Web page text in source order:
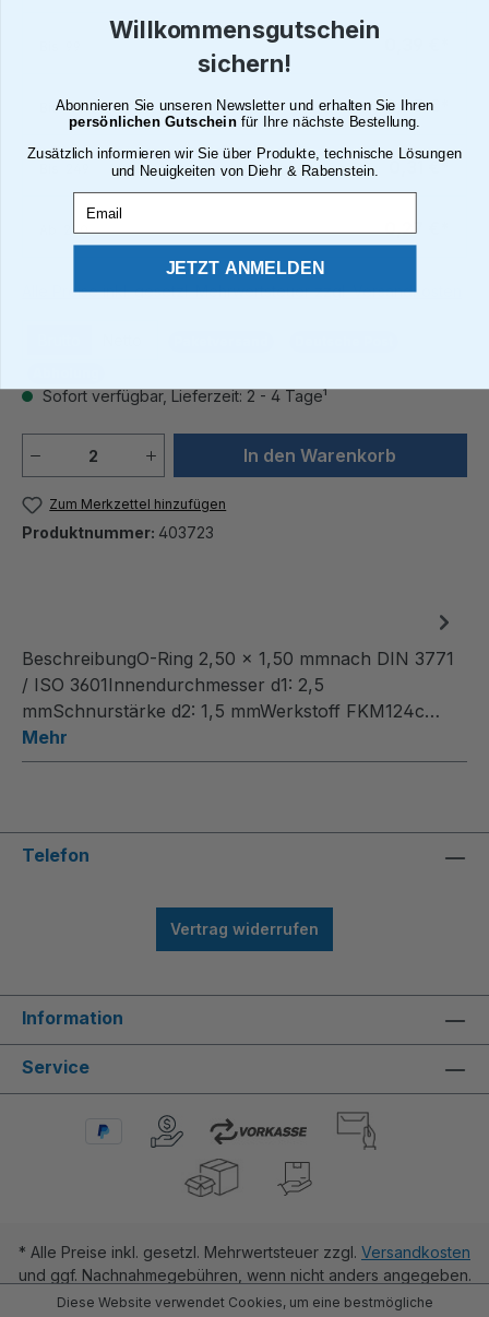
Bis 199 0,35 €*
0,31 €*
250 0,27 €*
Alle Preise inkl. gesetzl. Mehrwertsteuer zzgl. Versandkosten
Sofort verfügbar, Lieferzeit: 2 - 4 Tage¹
Produkt Anzahl: Gib denIn den Warenkorb
Zum Merkzettel hinzufügen
Produktnummer: 403723
BeschreibungO-Ring 2,50 x 1,50 mmnach DIN 3771
/ ISO 3601Innendurchmesser d1: 2,5
mmSchnurstärke d2: 1,5 mmWerkstoff FKM124c…
Mehr
Telefon
Vertrag widerrufen
Information
Service
* Alle Preise inkl. gesetzl. Mehrwertsteuer zzgl. Versandkosten
und ggf. Nachnahmegebühren, wenn nicht anders angegeben.
Diese Website verwendet Cookies, um eine bestmögliche
Willkommensgutschein
sichern!
Abonnieren Sie unseren Newsletter und erhalten Sie Ihren
persönlichen Gutscheinfür Ihre nächste Bestellung.
Zusätzlich informieren wir Sie über Produkte, technische Lösungen
und Neuigkeiten von Diehr & Rabenstein.
JETZT ANMELDEN